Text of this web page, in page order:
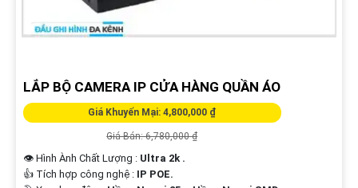
LẮP BỘ CAMERA IP CỬA HÀNG QUẦN ÁO
Giá Khuyến Mại: 4,800,000 ₫
Giá Bán: 6,780,000 ₫
👁 Hình Ành Chất Lượng : Ultra 2k .
👍 Tích hợp công nghệ : IP POE.